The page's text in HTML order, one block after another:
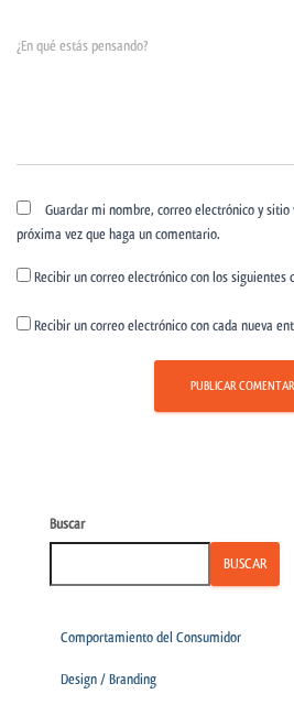
¿En qué estás pensando?
Guardar mi nombre, correo electrónico y
próxima vez que haga un comentario.
Recibir un correo electrónico con los siguientes
Recibir un correo electrónico con cada nueva
Buscar
BUSCAR
Comportamiento del Consumidor
Design / Branding